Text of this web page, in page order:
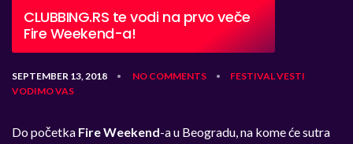
CLUBBING.RS te vodi na prvo veče
Fire Weekend-a!
SEPTEMBER 13, 2018 • NO COMMENTS • FESTIVALVESTI
VODIMO VAS
Do početka Fire Weekend-a u Beogradu, na kome će sutra